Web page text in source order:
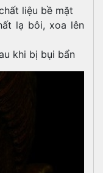
liệu bề mặt
lạ bôi, xoa lên
khi bị bụi bẩn